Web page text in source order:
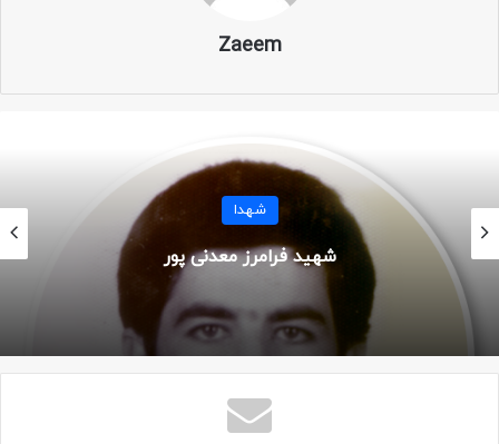
تاریخ شهادت: ۲۶ اردیبهشت ۱۳۶۷
محل شهادت: ماؤوت – شیخ محمد
عملیات: بیت المقدس ۶
یگان: لشکر ۱۰ سیدالشهدا – گردان علی اکبر
Zaeem
شهدا
شهید پرویز چنکشی